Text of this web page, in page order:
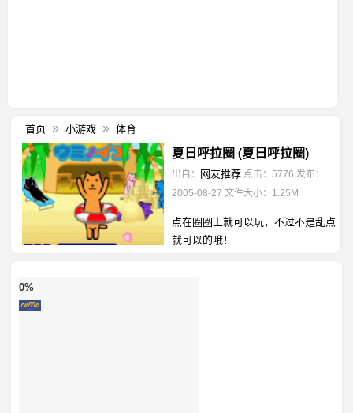
首页 » 小游戏 » 体育
夏日呼拉圈 (夏日呼拉圈)
出自： 网友推荐 点击：5776 发布：
2005-08-27 文件大小：1.25M
点在圈圈上就可以玩，不过不是乱点
就可以的哦！
0%